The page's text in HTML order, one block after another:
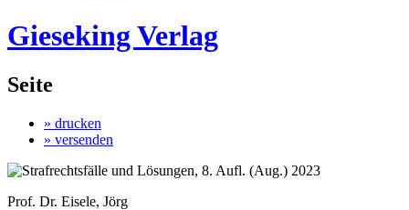
Gieseking Verlag
Seite
» drucken
» versenden
Prof. Dr. Eisele, Jörg